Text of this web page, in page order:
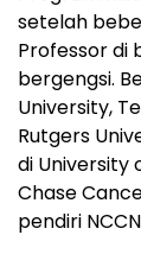
setelah
Professor di
bergengsi.
University,
Rutgers
di University
Chase
pendiri